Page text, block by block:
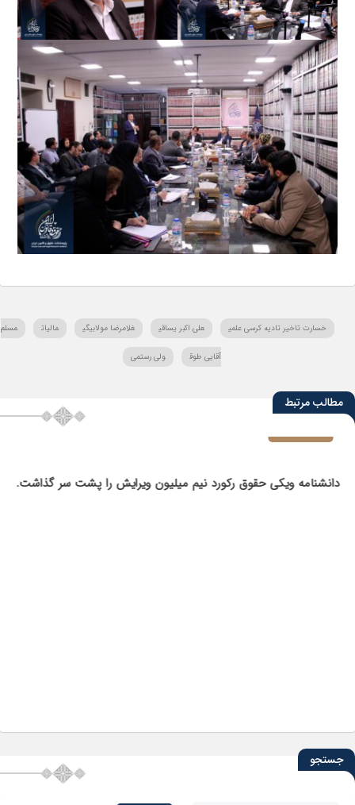
خسارت تاخیر تادیه کرسی علمی علی اکبر یساقی غلامرضا مولابیگی مالیات مسلم
آقایی طوق ولی رستمی
مطالب مرتبط
جستجو